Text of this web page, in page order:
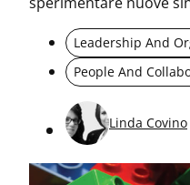
Leadership And
People And
Linda Covino